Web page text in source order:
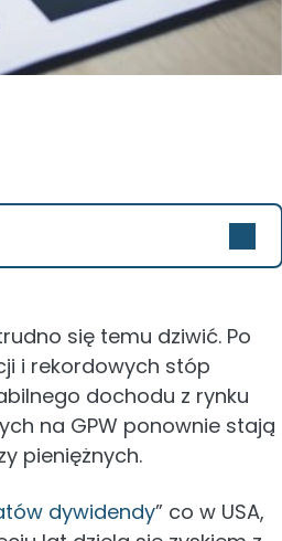
się temu dziwić. Po
i rekordowych stóp
dochodu z rynku
na GPW ponownie stają
pieniężnych.
dywidendy” co w USA,